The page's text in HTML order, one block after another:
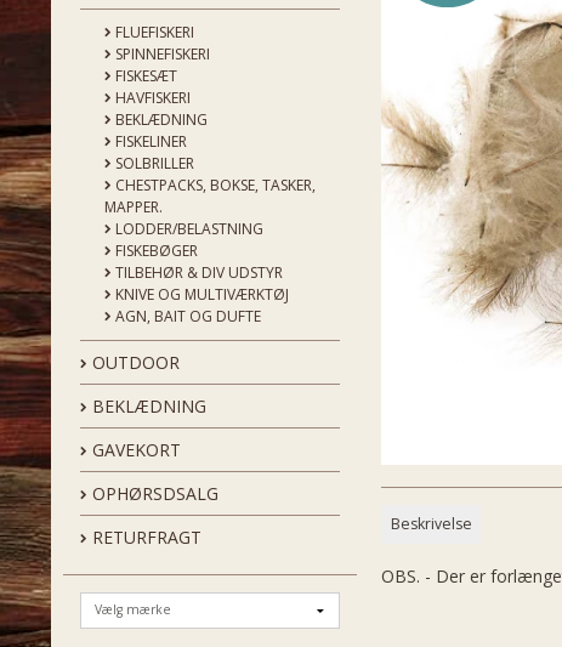
FLUEFISKERI
SPINNEFISKERI
FISKESÆT
HAVFISKERI
BEKLÆDNING
FISKELINER
SOLBRILLER
CHESTPACKS, BOKSE, TASKER,
MAPPER.
LODDER/BELASTNING
FISKEBØGER
TILBEHØR & DIV UDSTYR
KNIVE OG MULTIVÆRKTØJ
AGN, BAIT OG DUFTE
OUTDOOR
BEKLÆDNING
GAVEKORT
OPHØRSDSALG
RETURFRAGT
Beskrivelse
OBS. - Der er